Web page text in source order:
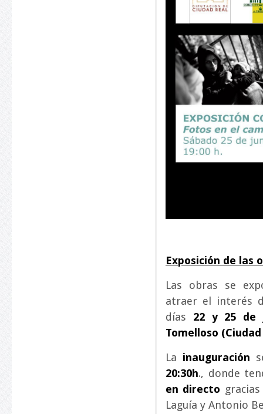
Exposición de las
Las obras se
atraer el interés
días 22 y 25 de
Tomelloso
La inauguración
20:30h., donde
en directo
Laguía y Antonio